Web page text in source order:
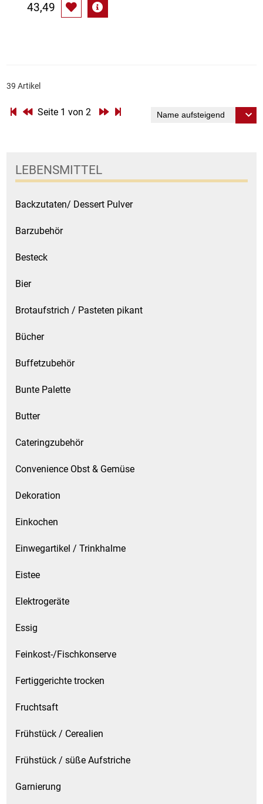
LEBENSMITTEL
Backzutaten/ Dessert Pulver
Barzubehör
Besteck
Bier
Brotaufstrich / Pasteten pikant
Bücher
Buffetzubehör
Bunte Palette
Butter
Cateringzubehör
Convenience Obst & Gemüse
Dekoration
Einkochen
Einwegartikel / Trinkhalme
Eistee
Elektrogeräte
Essig
Feinkost-/Fischkonserve
Fertiggerichte trocken
Fruchtsaft
Frühstück / Cerealien
Frühstück / süße Aufstriche
Garnierung
43,49
39 Artikel
Seite 1 von 2